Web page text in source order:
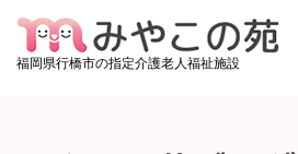
コンテンツへスキップ
福岡県行橋市の指定介護老人福祉施設